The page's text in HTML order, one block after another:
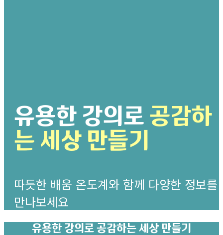
유용한 강의로 공감하
는 세상 만들기
따듯한 배움 온도계와 함께 다양한 정보를
만나보세요
유용한 강의로 공감하는 세상 만들기